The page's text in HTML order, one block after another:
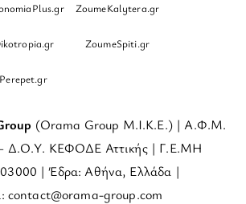
ZoumeKalytera.gr
ZoumeSpiti.gr
Perepet.gr
(Orama Group Μ.Ι.Κ.Ε.) | Α.Φ.Μ.
Δ.Ο.Υ. ΚΕΦΟΔΕ Αττικής | Γ.Ε.ΜΗ
| Έδρα: Αθήνα, Ελλάδα |
contact@orama-group.com